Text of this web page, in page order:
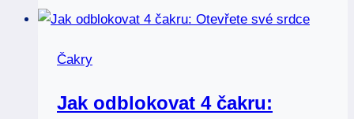
se
stabilitu
Čakry
Jak odblokovat 4 čakru: